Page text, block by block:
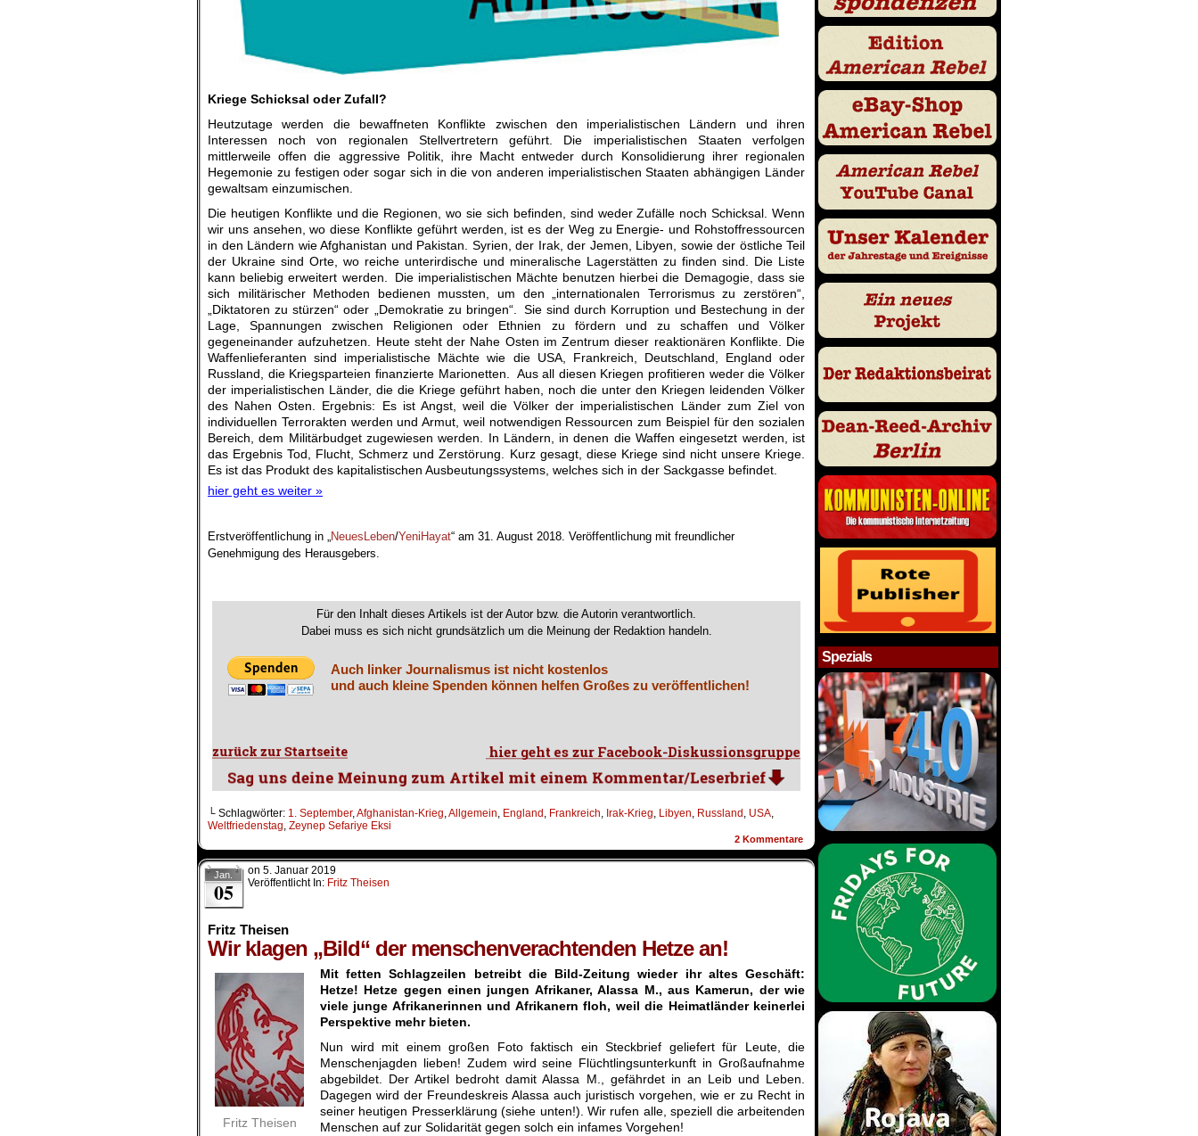
Kriege Schicksal oder Zufall?
Heutzutage werden die bewaffneten Konflikte zwischen den imperialistischen Ländern und ihren
Interessen noch von regionalen Stellvertretern geführt. Die imperialistischen Staaten verfolgen
mittlerweile offen die aggressive Politik, ihre Macht entweder durch Konsolidierung ihrer regionalen
Hegemonie zu festigen oder sogar sich in die von anderen imperialistischen Staaten abhängigen Länder
gewaltsam einzumischen.
Die heutigen Konflikte und die Regionen, wo sie sich befinden, sind weder Zufälle noch Schicksal. Wenn
wir uns ansehen, wo diese Konflikte geführt werden, ist es der Weg zu Energie- und Rohstoffressourcen
in den Ländern wie Afghanistan und Pakistan. Syrien, der Irak, der Jemen, Libyen, sowie der östliche Teil
der Ukraine sind Orte, wo reiche unterirdische und mineralische Lagerstätten zu finden sind. Die Liste
kann beliebig erweitert werden. Die imperialistischen Mächte benutzen hierbei die Demagogie, dass sie
sich militärischer Methoden bedienen mussten, um den „internationalen Terrorismus zu zerstören“,
„Diktatoren zu stürzen“ oder „Demokratie zu bringen“. Sie sind durch Korruption und Bestechung in der
Lage, Spannungen zwischen Religionen oder Ethnien zu fördern und zu schaffen und Völker
gegeneinander aufzuhetzen. Heute steht der Nahe Osten im Zentrum dieser reaktionären Konflikte. Die
Waffenlieferanten sind imperialistische Mächte wie die USA, Frankreich, Deutschland, England oder
Russland, die Kriegsparteien finanzierte Marionetten. Aus all diesen Kriegen profitieren weder die Völker
der imperialistischen Länder, die die Kriege geführt haben, noch die unter den Kriegen leidenden Völker
des Nahen Osten. Ergebnis: Es ist Angst, weil die Völker der imperialistischen Länder zum Ziel von
individuellen Terrorakten werden und Armut, weil notwendigen Ressourcen zum Beispiel für den sozialen
Bereich, dem Militärbudget zugewiesen werden. In Ländern, in denen die Waffen eingesetzt werden, ist
das Ergebnis Tod, Flucht, Schmerz und Zerstörung. Kurz gesagt, diese Kriege sind nicht unsere Kriege.
Es ist das Produkt des kapitalistischen Ausbeutungssystems, welches sich in der Sackgasse befindet.
hier geht es weiter »
Erstveröffentlichung in „ NeuesLeben/YeniHayat“ am 31. August 2018. Veröffentlichung mit freundlicher
Genehmigung des Herausgebers.
Für den Inhalt dieses Artikels ist der Autor bzw. die Autorin verantwortlich.
Dabei muss es sich nicht grundsätzlich um die Meinung der Redaktion handeln.
Auch linker Journalismus ist nicht kostenlos
und auch kleine Spenden können helfen Großes zu veröffentlichen!
└ Schlagwörter: 1. September,Afghanistan-Krieg,Allgemein, England , Frankreich, Irak-Krieg, Libyen, Russland , USA,
Weltfriedenstag, Zeynep Sefariye Eksi
2 Kommentare
Jan.
05
on 5. Januar 2019
Veröffentlicht In: Fritz Theisen
Fritz Theisen
Wir klagen „Bild“ der menschenverachtenden Hetze an!
Fritz Theisen
Mit fetten Schlagzeilen betreibt die Bild-Zeitung wieder ihr altes Geschäft:
Hetze! Hetze gegen einen jungen Afrikaner, Alassa M., aus Kamerun, der wie
viele junge Afrikanerinnen und Afrikanern floh, weil die Heimatländer keinerlei
Perspektive mehr bieten.
Nun wird mit einem großen Foto faktisch ein Steckbrief geliefert für Leute, die
Menschenjagden lieben! Zudem wird seine Flüchtlingsunterkunft in Großaufnahme
abgebildet. Der Artikel bedroht damit Alassa M., gefährdet in an Leib und Leben.
Dagegen wird der Freundeskreis Alassa auch juristisch vorgehen, wie er zu Recht in
seiner heutigen Presserklärung (siehe unten!). Wir rufen alle, speziell die arbeitenden
Menschen auf zur Solidarität gegen solch ein infames Vorgehen!
Spezials